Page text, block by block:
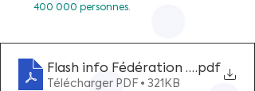
400 000 personnes.
Flash info
.pdf
Télécharger PDF • 321KB